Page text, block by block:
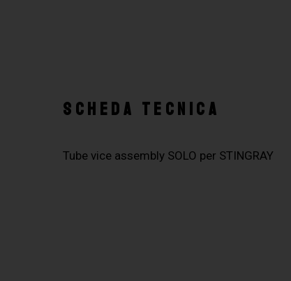
SCHEDA TECNICA
Tube vice assembly SOLO per STINGRAY